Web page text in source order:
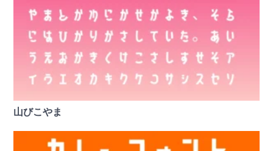
山びこやま